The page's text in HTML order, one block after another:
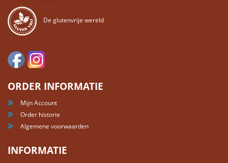
De glutenvrije wereld
ORDER INFORMATIE
Mijn Account
Order historie
Algemene voorwaarden
INFORMATIE